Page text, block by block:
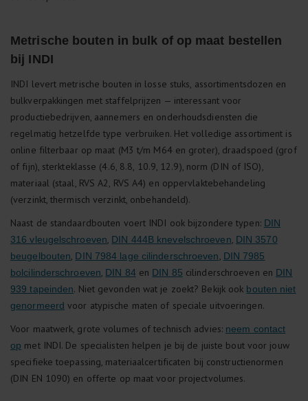
Metrische bouten in bulk of op maat bestellen
bij INDI
INDI levert metrische bouten in losse stuks, assortimentsdozen en
bulkverpakkingen met staffelprijzen — interessant voor
productiebedrijven, aannemers en onderhoudsdiensten die
regelmatig hetzelfde type verbruiken. Het volledige assortiment is
online filterbaar op maat (M3 t/m M64 en groter), draadspoed (grof
of fijn), sterkteklasse (4.6, 8.8, 10.9, 12.9), norm (DIN of ISO),
materiaal (staal, RVS A2, RVS A4) en oppervlaktebehandeling
(verzinkt, thermisch verzinkt, onbehandeld).
Naast de standaardbouten voert INDI ook bijzondere typen: DIN
316 vleugelschroeven, DIN 444B knevelschroeven, DIN 3570
beugelbouten, DIN 7984 lage cilinderschroeven, DIN 7985
bolcilinderschroeven, DIN 84 en DIN 85 cilinderschroeven en DIN
939 tapeinden. Niet gevonden wat je zoekt? Bekijk ook bouten niet
genormeerd voor atypische maten of speciale uitvoeringen.
Voor maatwerk, grote volumes of technisch advies: neem contact
op met INDI. De specialisten helpen je bij de juiste bout voor jouw
specifieke toepassing, materiaalcertificaten bij constructienormen
(DIN EN 1090) en offerte op maat voor projectvolumes.